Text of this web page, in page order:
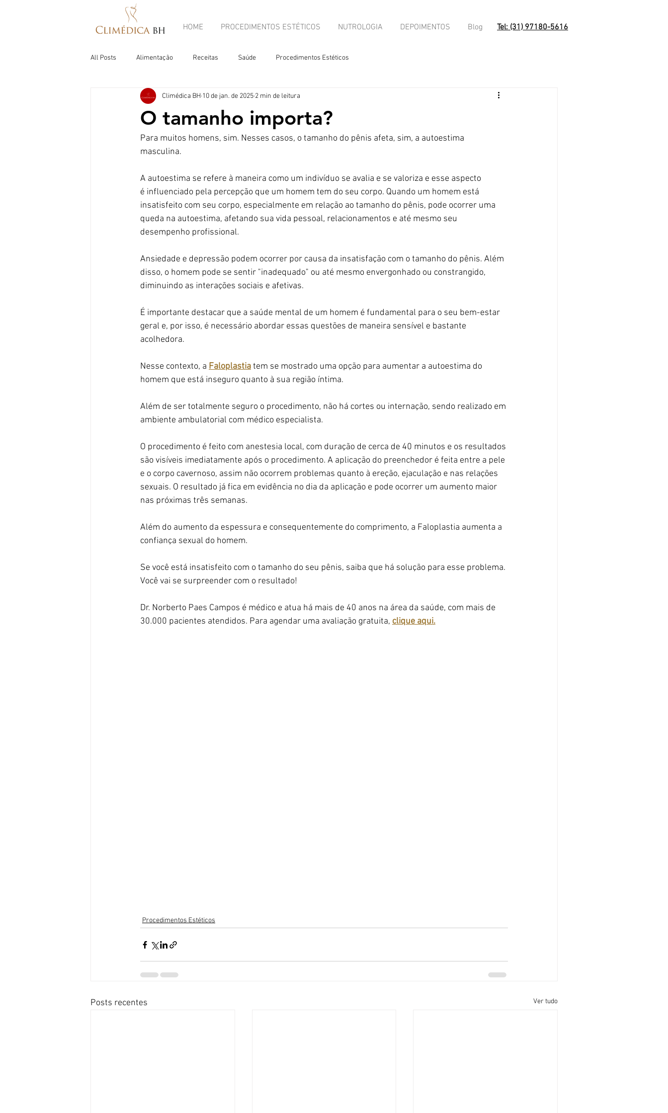
HOME PROCEDIMENTOS ESTÉTICOS NUTROLOGIA DEPOIMENTOS Blog Tel: (31) 97180-5616
All Posts Alimentação Receitas Saúde Procedimentos Estéticos
O tamanho importa?
Climédica BH 10 de jan. de 2025 2 min de leitura
Para muitos homens, sim. Nesses casos, o tamanho do pênis afeta, sim, a autoestima
masculina.
A autoestima se refere à maneira como um indivíduo se avalia e se valoriza e esse aspecto
é influenciado pela percepção que um homem tem do seu corpo. Quando um homem está
insatisfeito com seu corpo, especialmente em relação ao tamanho do pênis, pode ocorrer uma
queda na autoestima, afetando sua vida pessoal, relacionamentos e até mesmo seu
desempenho profissional.
Ansiedade e depressão podem ocorrer por causa da insatisfação com o tamanho do pênis. Além
disso, o homem pode se sentir "inadequado" ou até mesmo envergonhado ou constrangido,
diminuindo as interações sociais e afetivas.
É importante destacar que a saúde mental de um homem é fundamental para o seu bem-estar
geral e, por isso, é necessário abordar essas questões de maneira sensível e bastante
acolhedora.
Nesse contexto, a Faloplastia tem se mostrado uma opção para aumentar a autoestima do
homem que está inseguro quanto à sua região íntima.
Além de ser totalmente seguro o procedimento, não há cortes ou internação, sendo realizado em
ambiente ambulatorial com médico especialista.
O procedimento é feito com anestesia local, com duração de cerca de 40 minutos e os resultados
são visíveis imediatamente após o procedimento. A aplicação do preenchedor é feita entre a pele
e o corpo cavernoso, assim não ocorrem problemas quanto à ereção, ejaculação e nas relações
sexuais. O resultado já fica em evidência no dia da aplicação e pode ocorrer um aumento maior
nas próximas três semanas.
Além do aumento da espessura e consequentemente do comprimento, a Faloplastia aumenta a
confiança sexual do homem.
Se você está insatisfeito com o tamanho do seu pênis, saiba que há solução para esse problema.
Você vai se surpreender com o resultado!
Dr. Norberto Paes Campos é médico e atua há mais de 40 anos na área da saúde, com mais de
30.000 pacientes atendidos. Para agendar uma avaliação gratuita, clique aqui.
Procedimentos Estéticos
Posts recentes Ver tudo